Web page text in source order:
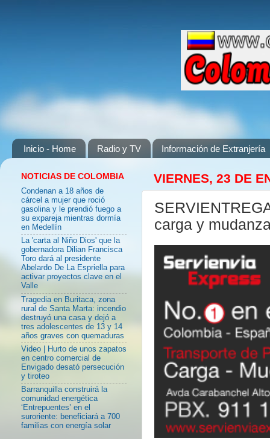
Inicio - Home Radio y TV Información de Extranjería
VIERNES, 23 DE
carga y
NOTICIAS DE COLOMBIA
Condenan a 18 años de
cárcel a mujer que roció
gasolina y le prendió fuego a
su expareja mientras dormía
en Medellín
La 'carta al Niño Dios' que la
gobernadora Dilian Francisca
Toro dará al presidente
Abelardo De La Espriella para
activar proyectos clave en el
Valle
Tragedia en Buritaca, zona
rural de Santa Marta: incendio
destruyó una casa y dejó a
tres adolescentes de 13 y 14
años graves con quemaduras
Video | Hurto de unos zapatos
en centro comercial de
Envigado desató persecución
y tiroteo
Barranquilla construirá la
comunidad energética
‘Entrepuentes’ en el
suroriente: beneficiará a 700
familias con energía solar